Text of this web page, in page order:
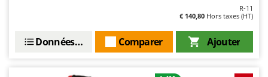
R-11
€ 140,80 Hors taxes (HT)
Ajouter
Comparer
Données techniques